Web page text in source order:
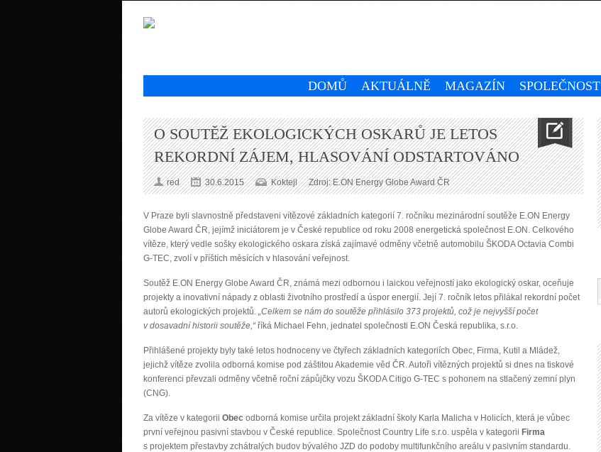
DOMŮ AKTUÁLNĚ MAGAZÍN SPOLEČNOST
O SOUTĚŽ EKOLOGICKÝCH OSKARŮ JE LETOS
REKORDNÍ ZÁJEM, HLASOVÁNÍ ODSTARTOVÁNO
red Zdroj: E.ON Energy Globe Award ČR
30.6.2015 Koktejl
V Praze byli slavnostně představeni vítězové základních kategorií 7. ročníku mezinárodní soutěže E.ON Energy
Globe Award ČR, jejímž iniciátorem je v České republice od roku 2008 energetická společnost E.ON. Celkového
vítěze, který vedle sošky ekologického oskara získá zajímavé odměny včetně automobilu ŠKODA Octavia Combi
G-TEC, zvolí v příštích měsících v hlasování veřejnost.
Soutěž E.ON Energy Globe Award ČR, známá mezi odbornou i laickou veřejností jako ekologický oskar, oceňuje
projekty a inovativní nápady z oblasti životního prostředí a úspor energií. Její 7. ročník letos přilákal rekordní počet
autorů ekologických projektů. „Celkem se nám do soutěže přihlásilo 373 projektů, což je nejvyšší počet
v dosavadní historii soutěže,“říká Michael Fehn, jednatel společnosti E.ON Česká republika, s.r.o.
Přihlášené projekty byly také letos hodnoceny ve čtyřech základních kategoriích Obec, Firma, Kutil a Mládež,
jejichž vítěze zvolila odborná komise pod záštitou Akademie věd ČR. Autoři vítězných projektů si dnes na tiskové
konferenci převzali odměny včetně roční zápůjčky vozu ŠKODA Citigo G-TEC s pohonem na stlačený zemní plyn
(CNG).
Za vítěze v kategorii Obec odborná komise určila projekt základní školy Karla Malicha v Holicích, která je vůbec
první veřejnou pasivní stavbou v České republice. Společnost Country Life s.r.o. uspěla v kategorii Firma
s projektem přestavby zchátralých budov bývalého JZD do podoby multifunkčního areálu v pasivním standardu.